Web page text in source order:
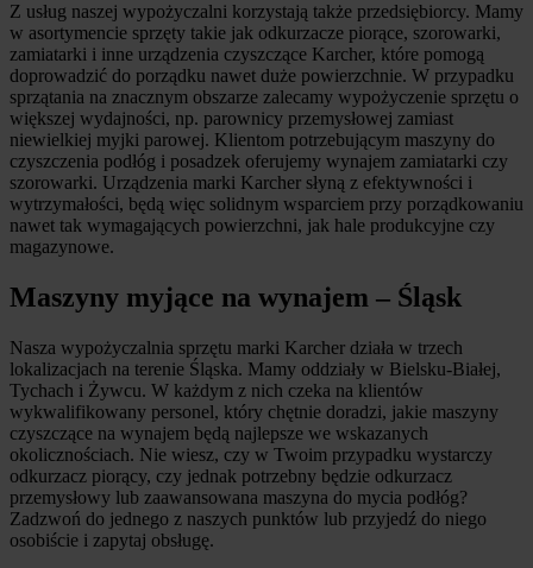
Z usług naszej wypożyczalni korzystają także przedsiębiorcy. Mamy
w asortymencie sprzęty takie jak odkurzacze piorące, szorowarki,
zamiatarki i inne urządzenia czyszczące Karcher, które pomogą
doprowadzić do porządku nawet duże powierzchnie. W przypadku
sprzątania na znacznym obszarze zalecamy wypożyczenie sprzętu o
większej wydajności, np. parownicy przemysłowej zamiast
niewielkiej myjki parowej. Klientom potrzebującym maszyny do
czyszczenia podłóg i posadzek oferujemy wynajem zamiatarki czy
szorowarki. Urządzenia marki Karcher słyną z efektywności i
wytrzymałości, będą więc solidnym wsparciem przy porządkowaniu
nawet tak wymagających powierzchni, jak hale produkcyjne czy
magazynowe.
Maszyny myjące na wynajem – Śląsk
Nasza wypożyczalnia sprzętu marki Karcher działa w trzech
lokalizacjach na terenie Śląska. Mamy oddziały w Bielsku-Białej,
Tychach i Żywcu. W każdym z nich czeka na klientów
wykwalifikowany personel, który chętnie doradzi, jakie maszyny
czyszczące na wynajem będą najlepsze we wskazanych
okolicznościach. Nie wiesz, czy w Twoim przypadku wystarczy
odkurzacz piorący, czy jednak potrzebny będzie odkurzacz
przemysłowy lub zaawansowana maszyna do mycia podłóg?
Zadzwoń do jednego z naszych punktów lub przyjedź do niego
osobiście i zapytaj obsługę.